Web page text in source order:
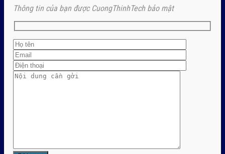
Thông tin của bạn được CuongThinhTech bảo mật